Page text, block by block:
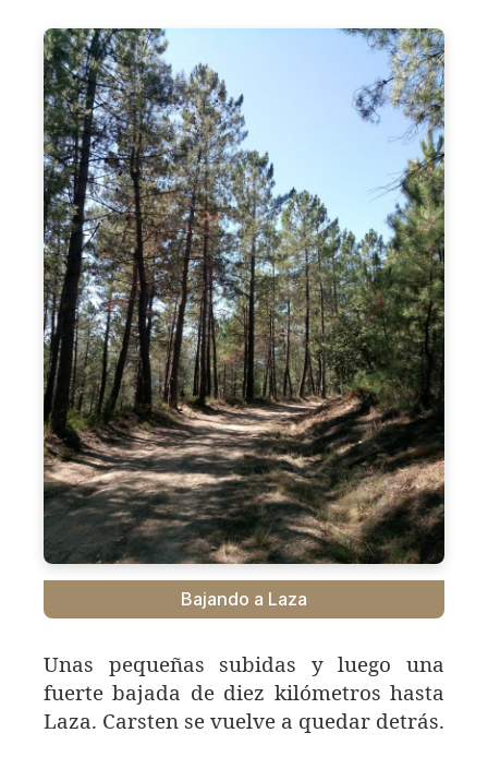
Bajando a Laza
Unas pequeñas subidas y luego una
fuerte bajada de diez kilómetros hasta
Laza. Carsten se vuelve a quedar detrás.